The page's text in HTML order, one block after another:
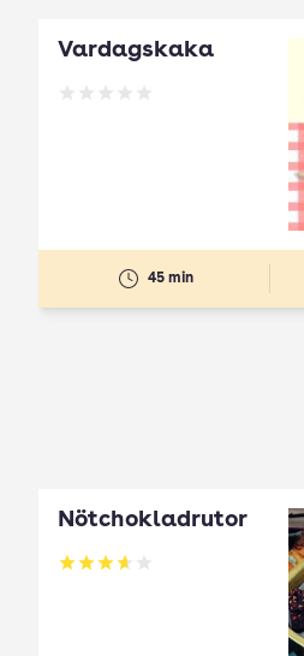
Vardagskaka
Betyg: 0 av 5
45 min
Nötchokladrutor
Betyg: 3.65 av 5